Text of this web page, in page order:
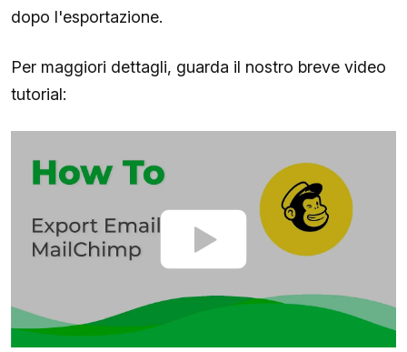
dopo l'esportazione.
Per maggiori dettagli, guarda il nostro breve video
tutorial: